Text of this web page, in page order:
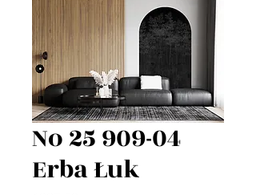
No 25 909-04
Erba Łuk